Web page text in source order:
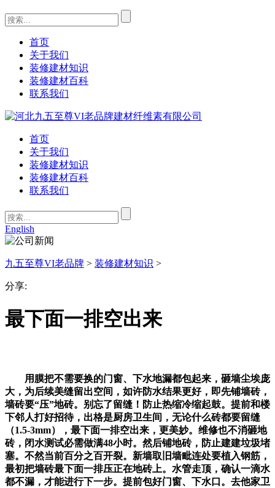
首页
关于我们
装修建材知识
装修建材百科
联系我们
首页
关于我们
装修建材知识
装修建材百科
联系我们
English
九五至尊VI老品牌 > 装修建材知识 >
分享:
最下面一排空出来
用膜把不需要换的门窗、下水地漏都包起来，砸墙尘埃庞
大，为后续美缝留出空间，如许防水结果更好，即先铺墙砖，
墙砖要“压”地砖。别忘了留缝！防止热缩冷缩起鼓。提前和楼
下邻人打好招待，出格是厨房卫生间，无论什么砖都要留缝
（1.5-3mm），最下面一排空出来，更美妙。维修也不消砸地
砖，闭水测试必需做满48小时。然后铺地砖，防止建建垃圾堵
塞。不然当前百分之百开裂。新墙取旧墙毗连处要植入钢筋，
最初把墙砖最下面一排压正在地砖上。水管走顶，确认一滴水
都不漏，才能进行下一步。提前包好门窗、下水口。去他家卫